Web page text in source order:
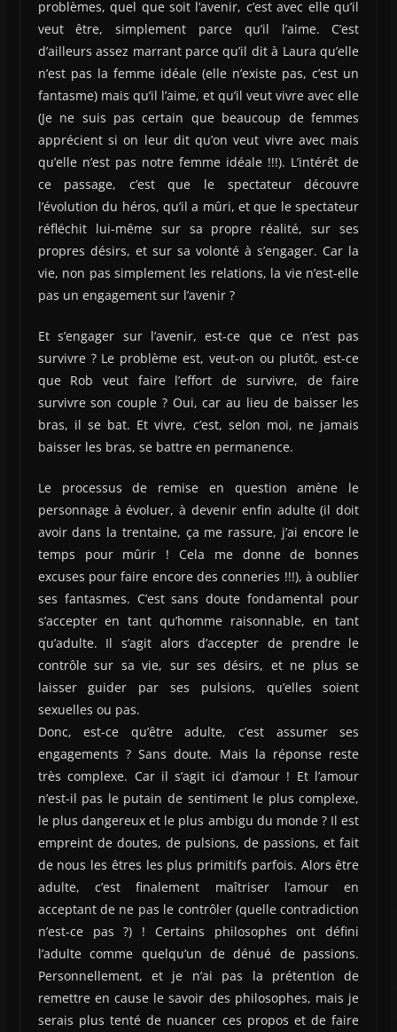
problèmes, quel que soit l’avenir, c’est avec elle qu’il
veut être, simplement parce qu’il l’aime. C’est
d’ailleurs assez marrant parce qu’il dit à Laura qu’elle
n’est pas la femme idéale (elle n’existe pas, c’est un
fantasme) mais qu’il l’aime, et qu’il veut vivre avec elle
(Je ne suis pas certain que beaucoup de femmes
apprécient si on leur dit qu’on veut vivre avec mais
qu’elle n’est pas notre femme idéale !!!). L’intérêt de
ce passage, c’est que le spectateur découvre
l’évolution du héros, qu’il a mûri, et que le spectateur
réfléchit lui-même sur sa propre réalité, sur ses
propres désirs, et sur sa volonté à s’engager. Car la
vie, non pas simplement les relations, la vie n’est-elle
pas un engagement sur l’avenir ?
Et s’engager sur l’avenir, est-ce que ce n’est pas
survivre ? Le problème est, veut-on ou plutôt, est-ce
que Rob veut faire l’effort de survivre, de faire
survivre son couple ? Oui, car au lieu de baisser les
bras, il se bat. Et vivre, c’est, selon moi, ne jamais
baisser les bras, se battre en permanence.
Le processus de remise en question amène le
personnage à évoluer, à devenir enfin adulte (il doit
avoir dans la trentaine, ça me rassure, j’ai encore le
temps pour mûrir ! Cela me donne de bonnes
excuses pour faire encore des conneries !!!), à oublier
ses fantasmes. C’est sans doute fondamental pour
s’accepter en tant qu’homme raisonnable, en tant
qu’adulte. Il s’agit alors d’accepter de prendre le
contrôle sur sa vie, sur ses désirs, et ne plus se
laisser guider par ses pulsions, qu’elles soient
sexuelles ou pas.
Donc, est-ce qu’être adulte, c’est assumer ses
engagements ? Sans doute. Mais la réponse reste
très complexe. Car il s’agit ici d’amour ! Et l’amour
n’est-il pas le putain de sentiment le plus complexe,
le plus dangereux et le plus ambigu du monde ? Il est
empreint de doutes, de pulsions, de passions, et fait
de nous les êtres les plus primitifs parfois. Alors être
adulte, c’est finalement maîtriser l’amour en
acceptant de ne pas le contrôler (quelle contradiction
n’est-ce pas ?) ! Certains philosophes ont défini
l’adulte comme quelqu’un de dénué de passions.
Personnellement, et je n’ai pas la prétention de
remettre en cause le savoir des philosophes, mais je
serais plus tenté de nuancer ces propos et de faire